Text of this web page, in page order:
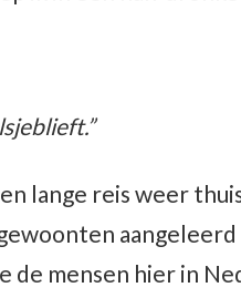
lange reis weer
mensen hier in